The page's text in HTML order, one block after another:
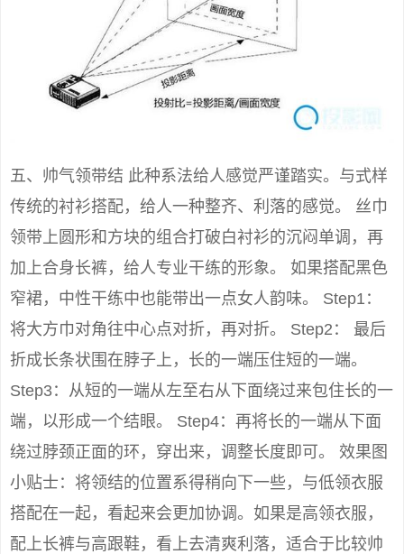
五、帅气领带结 此种系法给人感觉严谨踏实。与式样
传统的衬衫搭配，给人一种整齐、利落的感觉。 丝巾
领带上圆形和方块的组合打破白衬衫的沉闷单调，再
加上合身长裤，给人专业干练的形象。 如果搭配黑色
窄裙，中性干练中也能带出一点女人韵味。 Step1：
将大方巾对角往中心点对折，再对折。 Step2： 最后
折成长条状围在脖子上，长的一端压住短的一端。
Step3：从短的一端从左至右从下面绕过来包住长的一
端，以形成一个结眼。 Step4：再将长的一端从下面
绕过脖颈正面的环，穿出来，调整长度即可。 效果图
小贴士：将领结的位置系得稍向下一些，与低领衣服
搭配在一起，看起来会更加协调。如果是高领衣服，
配上长裤与高跟鞋，看上去清爽利落，适合于比较帅